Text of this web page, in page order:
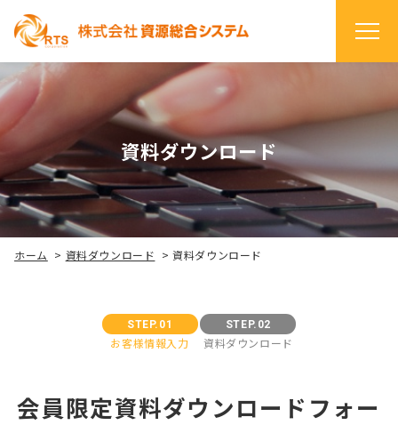
資料ダウンロード
ホーム > 資料ダウンロード >資料ダウンロード
STEP.01
お客様情報入力
STEP.02
資料ダウンロード
会員限定資料ダウンロードフォー